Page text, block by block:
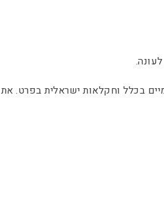
בכלל וחקלאות ישראלית בפרט. את